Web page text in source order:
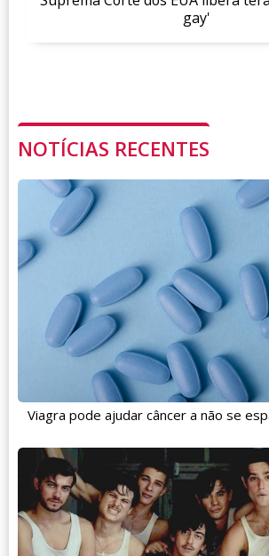
gay'
NOTÍCIAS RECENTES
Viagra pode ajudar câncer a não se